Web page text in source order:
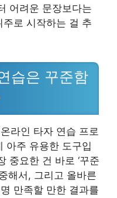
어려운 문장보다는
로 시작하는 걸 추
습은 꾸준함
라인 타자 연습 프로
아주 유용한 도구입
중요한 건 바로 ‘꾸준
해서, 그리고 올바른
만족할 만한 결과를